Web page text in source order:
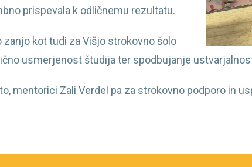
prispevala k odličnemu rezultatu.
kot tudi za Višjo strokovno šolo
usmerjenost študija ter spodbujanje
mentorici Zali Verdel pa za strokovno podporo in